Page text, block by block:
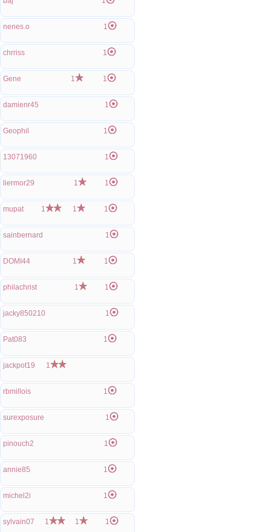
nenes.o 1
chrriss 1
Gene 1 1
damienr45 1
Geophil 1
13071960 1
liermor29 1 1
mupat 1 1 1
sainbernard 1
DOMI44 1 1
philachrist 1 1
jacky850210 1
Pat083 1
jackpot19 1
rbmillois 1
surexposure 1
pinouch2 1
annie85 1
michel2i 1
sylvain07 1 1 1